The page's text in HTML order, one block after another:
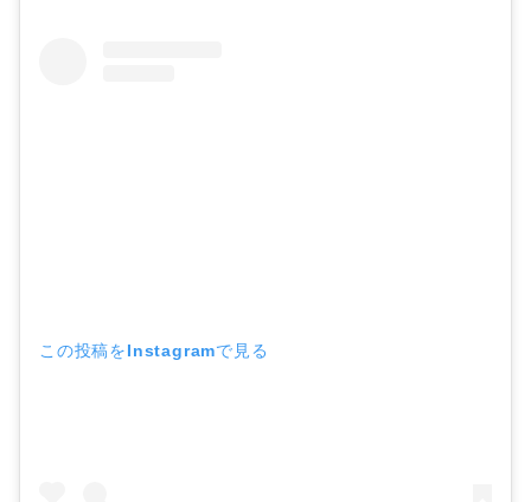
この投稿をInstagramで見る